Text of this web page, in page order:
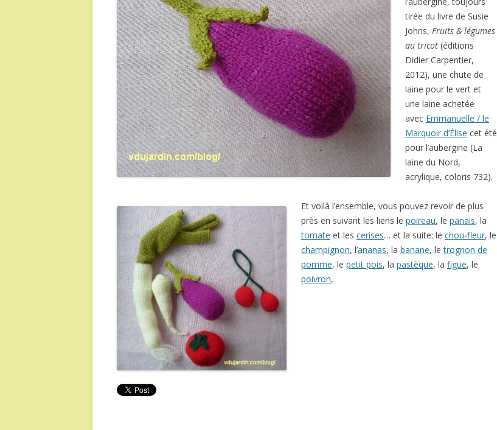
tirée du livre de Susie
Johns, Fruits & légumes
au tricot (éditions
Didier Carpentier,
2012), une chute de
laine pour le vert et
une laine achetée
avec Emmanuelle / le
Marquoir d’Élise cet été
pour l’aubergine (La
laine du Nord,
acrylique, coloris 732).
Et voilà l’ensemble, vous pouvez revoir de plus
près en suivant les liens le poireau, le panais, la
tomate et les cerises… et la suite: le chou-fleur, le
champignon, l’ananas, la banane, letrognon de
pomme, le petit pois, la pastèque, la figue, le
poivron,